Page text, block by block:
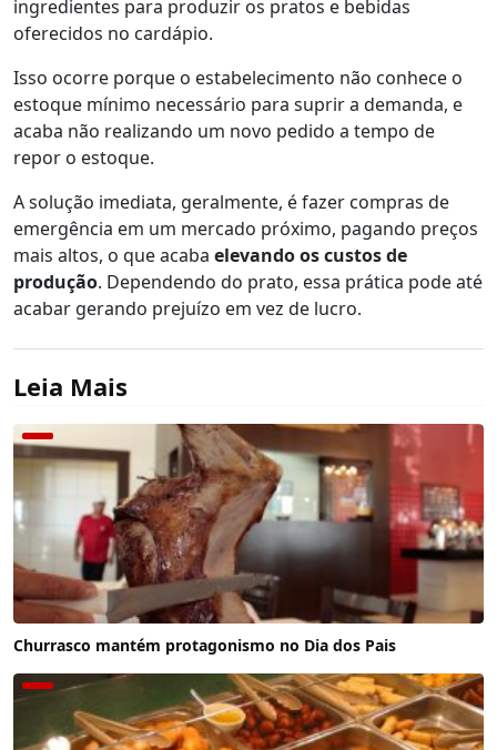
ingredientes para produzir os pratos e bebidas
oferecidos no cardápio.
Isso ocorre porque o estabelecimento não conhece o
estoque mínimo necessário para suprir a demanda, e
acaba não realizando um novo pedido a tempo de
repor o estoque.
A solução imediata, geralmente, é fazer compras de
emergência em um mercado próximo, pagando preços
mais altos, o que acaba elevando os custos de
produção. Dependendo do prato, essa prática pode até
acabar gerando prejuízo em vez de lucro.
Leia Mais
Churrasco mantém protagonismo no Dia dos Pais